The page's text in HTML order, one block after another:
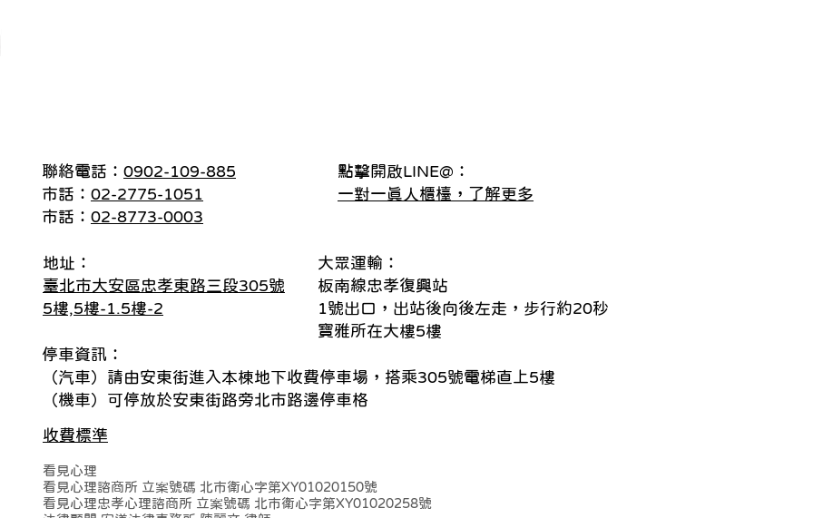
聯絡電話： 0902-109-885
市話： 02-2775-1051
市話： 02-8773-0003
點擊開啟LINE@：
一對一真人櫃檯，了解更多
地址：
臺北市大安區忠孝東路三段305號
5樓,5樓-1.5樓-2
大眾運輸：
板南線忠孝復興站
1號出口，出站後向後左走，步行約20秒
寶雅所在大樓5樓
停車資訊：
（汽車）請由安東街進入本棟地下收費停車場，搭乘305號電梯直上5樓
（機車）可停放於安東街路旁北市路邊停車格
收費標準
看見心理
看見心理諮商所 立案號碼 北市衛心字第XY01020150號
看見心理忠孝心理諮商所 立案號碼 北市衛心字第XY01020258號